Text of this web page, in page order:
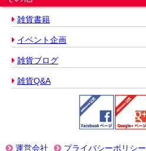
雑貨書籍
イベント企画
雑貨ブログ
雑貨Q&A
運営会社 プライバシーポリシー